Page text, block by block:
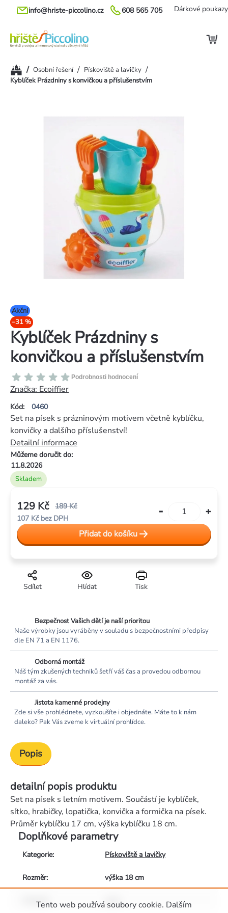
Tento web používá soubory cookie. Dalším
Přejít
608 565 705
info@hriste-piccolino.cz Dárkové poukazy
Domů/ Osobní řešení / Pískoviště a lavičky /
Kyblíček Prázdniny s konvičkou a příslušenstvím
Akční
–31 %
Kyblíček Prázdniny s
konvičkou a příslušenstvím
Kód: 0460
Průměrné
hodnocení
produktu
je
0,0
z
5
hvězdiček.
Podrobnosti hodnocení
Značka: Ecoiffier
Skladem
Můžeme doručit do:
11.8.2026
Set na písek s prázninovým motivem včetně kyblíčku,
konvičky a dalšího příslušenství!
Detailní informace
Tisk
Hlídat
Sdílet
189 Kč
129 Kč
107 Kč bez DPH
Měrná
cena:
Přidat do košíku
Bezpečnost Vašich dětí je naší prioritou
Naše výrobky jsou vyráběny v souladu s bezpečnostními předpisy
dle EN 71 a EN 1176.
Odborná montáž
Náš tým zkušených techniků šetří váš čas a provedou odbornou
montáž za vás.
Jistota kamenné prodejny
Zde si vše prohlédnete, vyzkoušíte i objednáte. Máte to k nám
daleko? Pak Vás zveme k virtuální prohlídce.
Popis
detailní popis produktu
Set na písek s letním motivem. Součástí je kyblíček,
sítko, hrabičky, lopatička, konvička a formička na písek.
Průměr kyblíčku 17 cm, výška kyblíčku 18 cm.
Doplňkové parametry
Kategorie: Pískoviště a lavičky
Rozměr: výška 18 cm
Materiál